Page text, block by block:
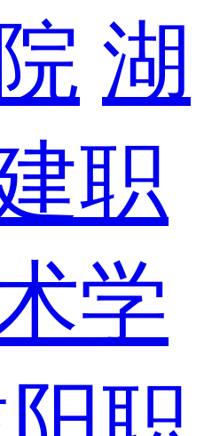
湖
职
学